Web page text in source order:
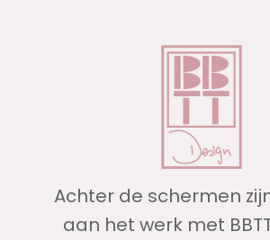
Achter de schermen
aan het werk met